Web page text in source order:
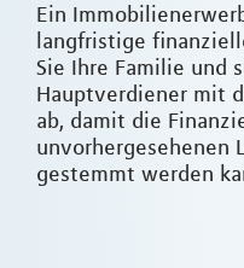
Ein
langfristige
Sie Ihre Familie und
Hauptverdiener mit
ab, damit die
unvorhergesehenen
gestemmt werden